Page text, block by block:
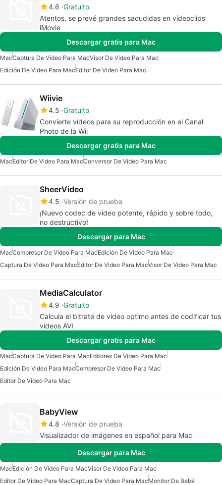
4.6 Gratuito
Atentos, se prevé grandes sacudidas en vídeoclips
iMovie
Descargar gratis para Mac
MacCaptura De Video Para MacVisor De Video Para Mac
Edición De Video Para MacEditor De Video Para Mac
Wiivie
4.5 Gratuito
Convierte vídeos para su reproducción en el Canal
Photo de la Wii
Descargar gratis para Mac
MacEditor De Video Para MacConversor De Vídeo Para Mac
SheerVideo
4.5 Versión de prueba
¡Nuevo codec de vídeo potente, rápido y sobre todo,
no destructivo!
Descargar para Mac
MacCompresor De Video Para MacEdición De Video Para Mac
Captura De Video Para MacEditor De Video Para MacVisor De Video Para Mac
MediaCalculator
4.9 Gratuito
Calcula el bitrate de video optimo antes de codificar tus
vídeos AVI
Descargar gratis para Mac
MacCaptura De Video Para MacEditores De Video Para Mac
Edición De Video Para MacCompresor De Video Para Mac
Editor De Video Para Mac
BabyView
4.8 Versión de prueba
Visualizador de imágenes en español para Mac
Descargar para Mac
MacEdición De Video Para MacVisor De Video Para Mac
Editor De Video Para MacCaptura De Video Para MacMonitor De Bebé